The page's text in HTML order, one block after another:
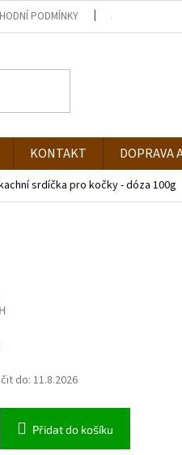
PODMÍNKY JAK NAKUPOVAT
KONTAKT DOPRAVA
srdíčka pro kočky - dóza 100g
do: 11.8.2026
Přidat do košíku